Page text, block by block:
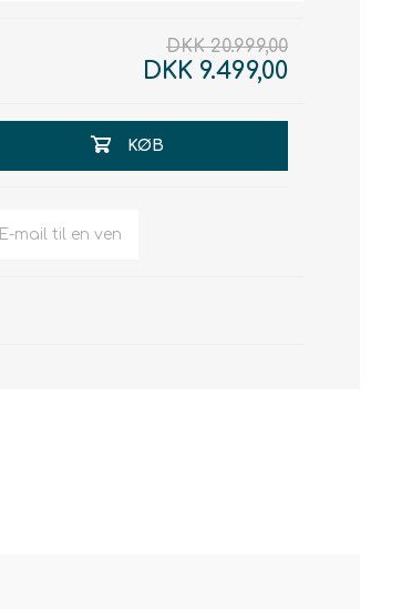
DKK 20.999,00
DKK 9.499,00
KØB
E-mail til en ven